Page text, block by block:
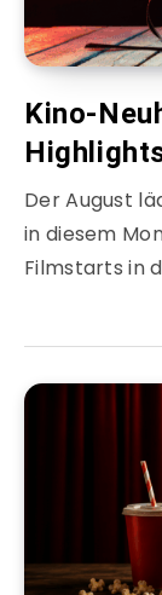
Kino-
Der August
in diesem
Filmstarts in